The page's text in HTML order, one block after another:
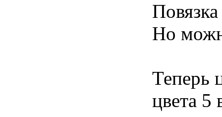
Но
Теперь
цвета 5